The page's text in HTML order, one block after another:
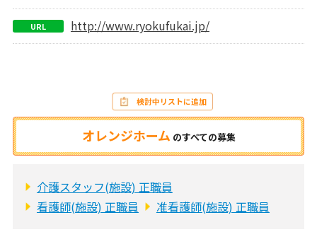
URL http://www.ryokufukai.jp/
オレンジホーム のすべての募集
検討中リストに追加
介護スタッフ(施設) 正職員
看護師(施設) 正職員
准看護師(施設) 正職員